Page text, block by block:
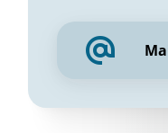
GmbH